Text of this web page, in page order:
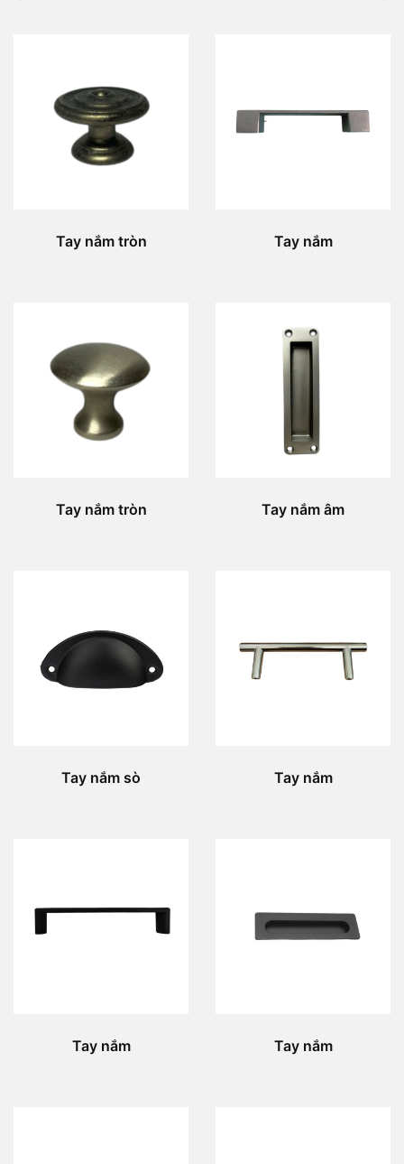
Tay nắm tròn Tay nắm
Tay nắm tròn Tay nắm âm
Tay nắm sò Tay nắm
Tay nắm Tay nắm